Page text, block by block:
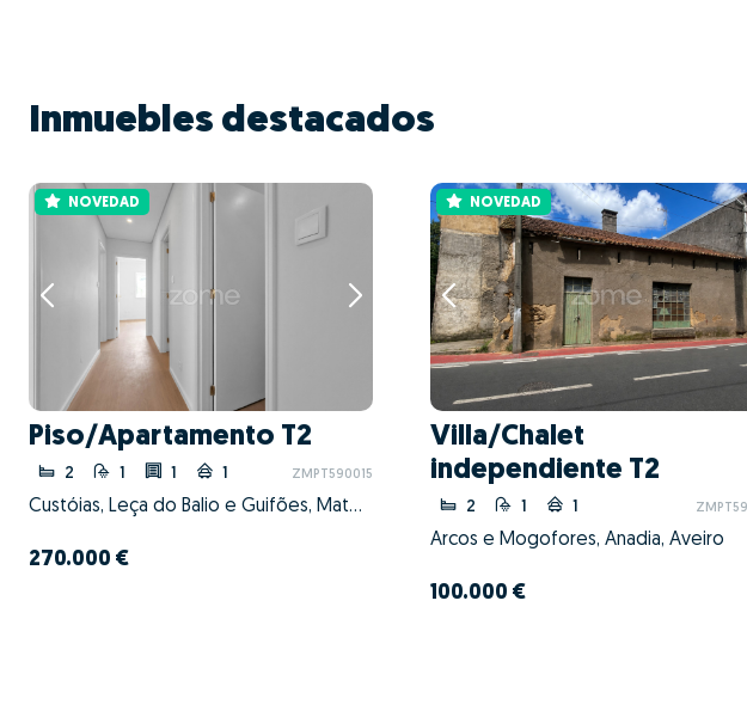
Inmuebles destacados
NOVEDAD
Piso/Apartamento T2
2 1 1 1 ZMPT590015
Custóias, Leça do Balio e Guifões, Matosinhos, Porto
270.000 €
NOVEDAD
Villa/Chalet
independiente T2
2 1 1
Arcos e Mogofores, Anadia, Aveiro
100.000 €